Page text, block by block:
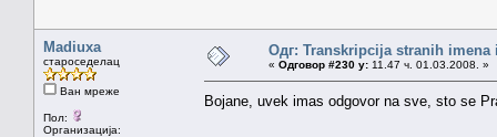
Madiuxa
староседелац
Ван мреже
Пол:
Организација:
Одг: Transkripcija stranih imena
« Одговор #230 у: 11.47 ч. 01.03.2008. »
Bojane, uvek imas odgovor na sve, sto se